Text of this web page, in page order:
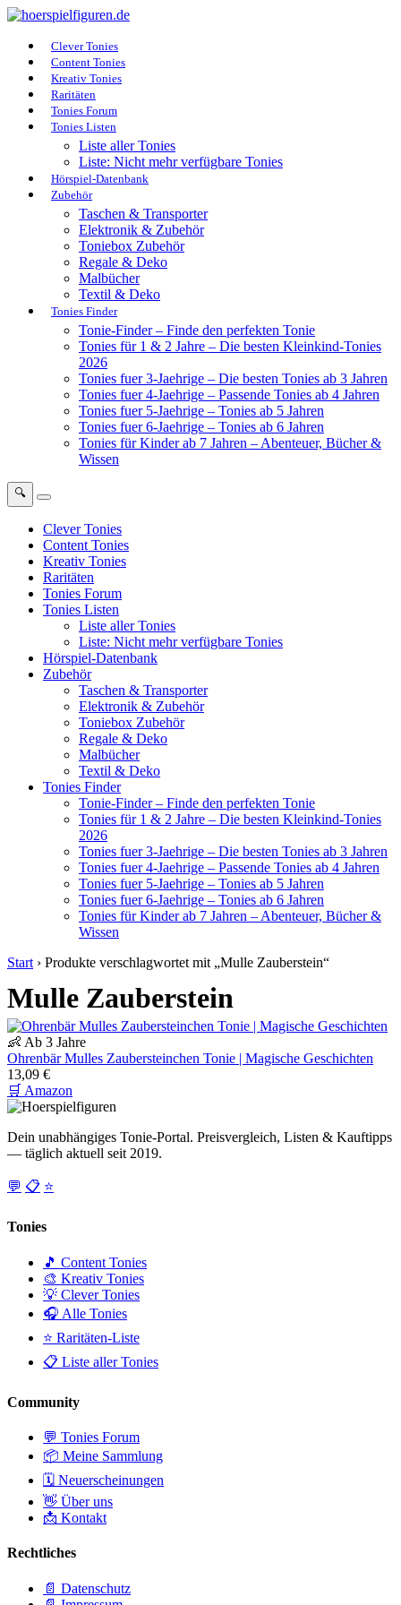
Clever Tonies
Content Tonies
Kreativ Tonies
Raritäten
Tonies Forum
Tonies Listen
Liste aller Tonies
Liste: Nicht mehr verfügbare Tonies
Hörspiel-Datenbank
Zubehör
Taschen & Transporter
Elektronik & Zubehör
Toniebox Zubehör
Regale & Deko
Malbücher
Textil & Deko
Tonies Finder
Tonie-Finder – Finde den perfekten Tonie
Tonies für 1 & 2 Jahre – Die besten Kleinkind-Tonies
2026
Tonies fuer 3-Jaehrige – Die besten Tonies ab 3 Jahren
Tonies fuer 4-Jaehrige – Passende Tonies ab 4 Jahren
Tonies fuer 5-Jaehrige – Tonies ab 5 Jahren
Tonies fuer 6-Jaehrige – Tonies ab 6 Jahren
Tonies für Kinder ab 7 Jahren – Abenteuer, Bücher &
Wissen
🔍
Clever Tonies
Content Tonies
Kreativ Tonies
Raritäten
Tonies Forum
Tonies Listen
Liste aller Tonies
Liste: Nicht mehr verfügbare Tonies
Hörspiel-Datenbank
Zubehör
Taschen & Transporter
Elektronik & Zubehör
Toniebox Zubehör
Regale & Deko
Malbücher
Textil & Deko
Tonies Finder
Tonie-Finder – Finde den perfekten Tonie
Tonies für 1 & 2 Jahre – Die besten Kleinkind-Tonies
2026
Tonies fuer 3-Jaehrige – Die besten Tonies ab 3 Jahren
Tonies fuer 4-Jaehrige – Passende Tonies ab 4 Jahren
Tonies fuer 5-Jaehrige – Tonies ab 5 Jahren
Tonies fuer 6-Jaehrige – Tonies ab 6 Jahren
Tonies für Kinder ab 7 Jahren – Abenteuer, Bücher &
Wissen
Start › Produkte verschlagwortet mit „Mulle Zauberstein“
Mulle Zauberstein
👶 Ab 3 Jahre
Ohrenbär Mulles Zaubersteinchen Tonie | Magische Geschichten
13,09 €
🛒 Amazon
Dein unabhängiges Tonie-Portal. Preisvergleich, Listen & Kauftipps
— täglich aktuell seit 2019.
💬 📋 ⭐
Tonies
🎵 Content Tonies
🎨 Kreativ Tonies
💡 Clever Tonies
🎧 Alle Tonies
⭐ Raritäten-Liste
📋 Liste aller Tonies
Community
💬 Tonies Forum
📦 Meine Sammlung
🗓️ Neuerscheinungen
👋 Über uns
📩 Kontakt
Rechtliches
📄 Datenschutz